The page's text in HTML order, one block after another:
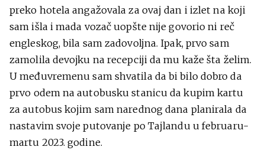
preko hotela angažovala za ovaj dan i izlet na koji
sam išla i mada vozač uopšte nije govorio ni reč
engleskog, bila sam zadovoljna. Ipak, prvo sam
zamolila devojku na recepciji da mu kaže šta želim.
U međuvremenu sam shvatila da bi bilo dobro da
prvo odem na autobusku stanicu da kupim kartu
za autobus kojim sam narednog dana planirala da
nastavim svoje putovanje po Tajlandu u februaru-
martu 2023. godine.